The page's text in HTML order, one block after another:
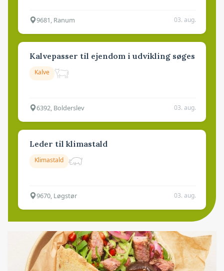
9681, Ranum 03. aug.
Kalvepasser til ejendom i udvikling søges
Kalve
6392, Bolderslev 03. aug.
Leder til klimastald
Klimastald
9670, Løgstør 03. aug.